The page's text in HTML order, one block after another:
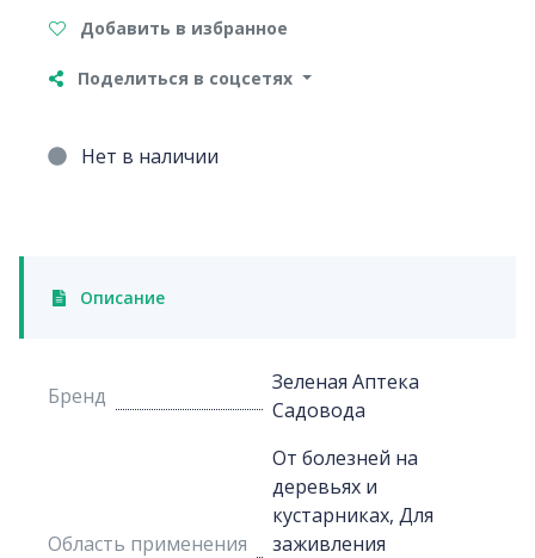
Добавить в избранное
Поделиться в соцсетях
Нет в наличии
Описание
Бренд
Зеленая Аптека
Садовода
Область применения
От болезней на
деревьях и
кустарниках, Для
заживления